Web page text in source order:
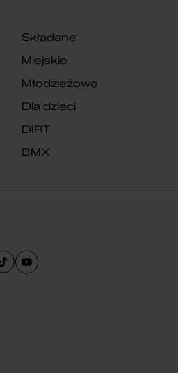
Składane
Miejskie
Młodzieżowe
Dla dzieci
DIRT
BMX